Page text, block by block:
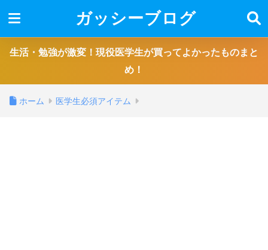
ガッシーブログ
生活・勉強が激変！現役医学生が買ってよかったものまと
め！
ホーム 医学生必須アイテム